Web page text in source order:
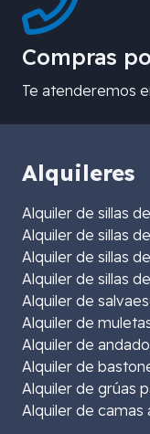
Compras
Te atenderemos
Alquileres
Alquiler de sillas
Alquiler de sillas
Alquiler de sillas
Alquiler de sillas
Alquiler de
Alquiler de
Alquiler de
Alquiler de
Alquiler de grúas
Alquiler de camas